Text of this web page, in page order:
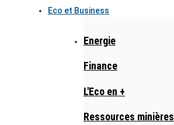
Eco et Business
Energie
Finance
L'Eco en +
Ressources minières